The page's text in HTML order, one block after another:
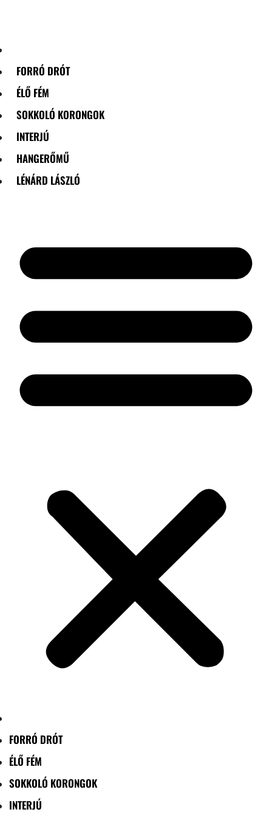
FORRÓ DRÓT
ÉLŐ FÉM
SOKKOLÓ KORONGOK
INTERJÚ
HANGERŐMŰ
LÉNÁRD LÁSZLÓ
FORRÓ DRÓT
ÉLŐ FÉM
SOKKOLÓ KORONGOK
INTERJÚ